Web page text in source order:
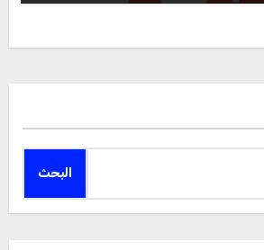
البحث